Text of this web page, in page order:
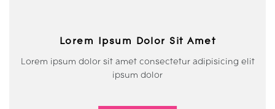
Lorem Ipsum Dolor Sit Amet
Lorem ipsum dolor sit amet consectetur adipisicing elit
ipsum dolor